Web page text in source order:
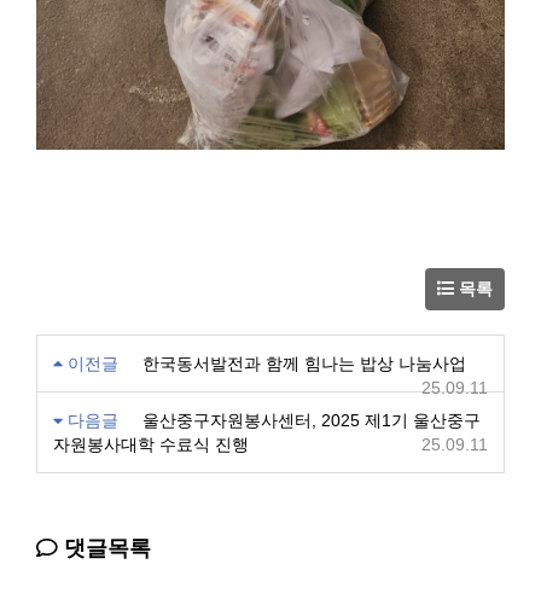
목록
이전글
한국동서발전과 함께 힘나는 밥상 나눔사업
25.09.11
다음글
울산중구자원봉사센터, 2025 제1기 울산중구
자원봉사대학 수료식 진행
25.09.11
댓글목록